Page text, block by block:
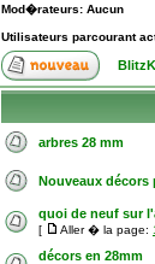
Mod�rateurs: Aucun
Utilisateurs parcourant
arbres 28 mm
Nouveaux décors
quoi de neuf sur
[ Aller � la page:
décors en 28mm